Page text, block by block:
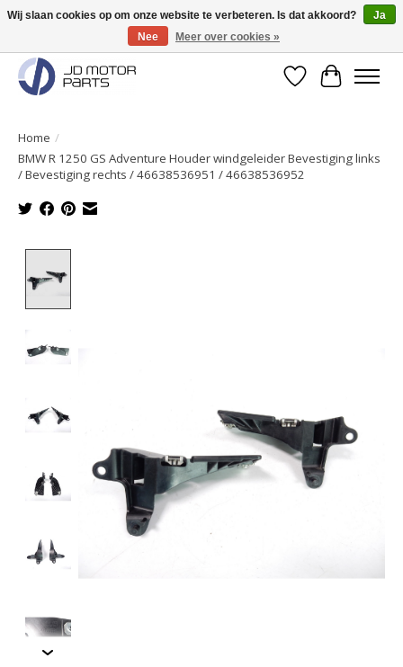
Originele onderdelen direct uit voorraad leverbaar!
Verlanglijst
Home /
BMW R 1250 GS Adventure Houder windgeleider Bevestiging links
/ Bevestiging rechts / 46638536951 / 46638536952
Wij slaan cookies op om onze website te verbeteren. Is dat akkoord?
Ja
Nee
Meer over cookies »